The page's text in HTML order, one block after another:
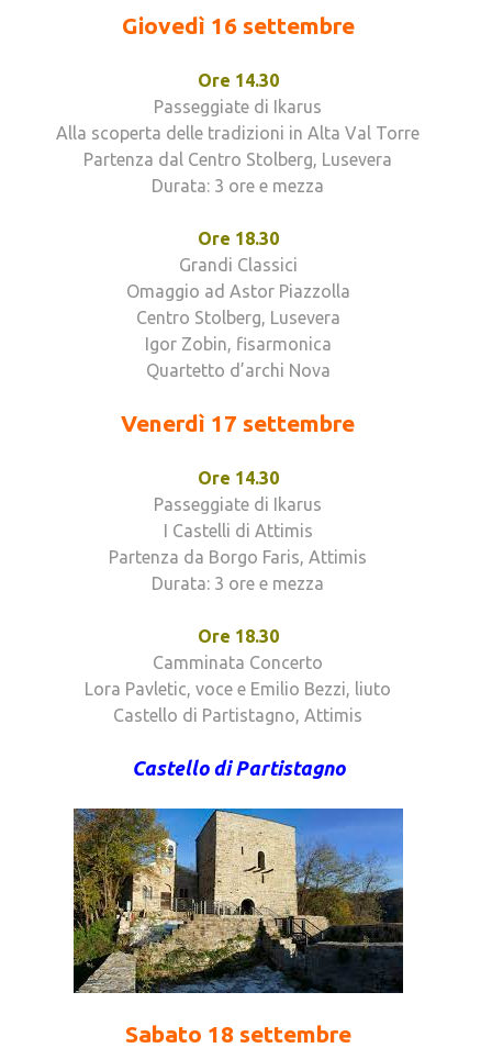
Giovedì 16 settembre
Ore 14.30
Passeggiate di Ikarus
Alla scoperta delle tradizioni in Alta Val Torre
Partenza dal Centro Stolberg, Lusevera
Durata: 3 ore e mezza
Ore 18.30
Grandi Classici
Omaggio ad Astor Piazzolla
Centro Stolberg, Lusevera
Igor Zobin, fisarmonica
Quartetto d’archi Nova
Venerdì 17 settembre
Ore 14.30
Passeggiate di Ikarus
I Castelli di Attimis
Partenza da Borgo Faris, Attimis
Durata: 3 ore e mezza
Ore 18.30
Camminata Concerto
Lora Pavletic, voce e Emilio Bezzi, liuto
Castello di Partistagno, Attimis
Castello di Partistagno
Sabato 18 settembre